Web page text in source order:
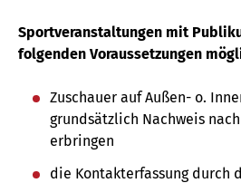
Sportveranstaltungen mit
folgenden Voraussetzungen
Zuschauer auf Außen- o.
grundsätzlich Nachweis
erbringen
die Kontakterfassung durch